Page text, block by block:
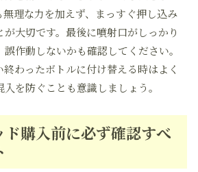
理な力を加えず、まっすぐ押し込み
大切です。最後に噴射口がしっかり
作動しないかも確認してください。
わったボトルに付け替える時はよく
を防ぐことも意識しましょう。
ド購入前に必ず確認すべ